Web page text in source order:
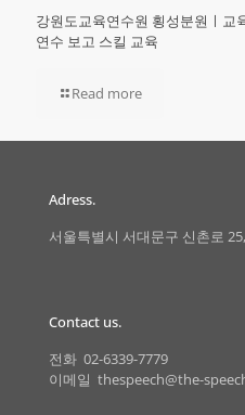
강원도교육연수원 횡성분원ㅣ교
연수 보고 스킬 교육
Read more
Adress.
서울특별시 서대문구 신촌로
Contact us.
전화 02-6339-7779
이메일 thespeech@the-